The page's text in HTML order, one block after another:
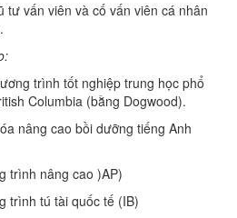
vấn viên và cố vấn viên cá nhân
trình tốt nghiệp trung học phổ
Columbia (bằng Dogwood).
cao bồi dưỡng tiếng Anh
nâng cao )AP)
tú tài quốc tế (IB)